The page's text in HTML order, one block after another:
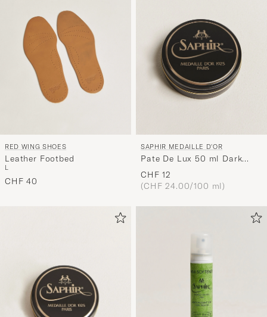
RED WING SHOES
Leather Footbed
L
CHF 40
SAPHIR MEDAILLE D'OR
Pate De Lux 50 ml Dark
Brown
CHF 12
(CHF 24.00/100 ml)